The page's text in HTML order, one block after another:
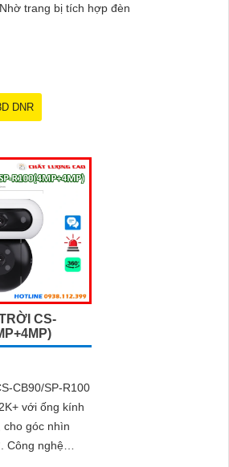
ngần ngại để lại lời
trang bị tích hợp đèn
DNR
CS-
CB90/SP-R100
với ống kính
cho góc nhìn